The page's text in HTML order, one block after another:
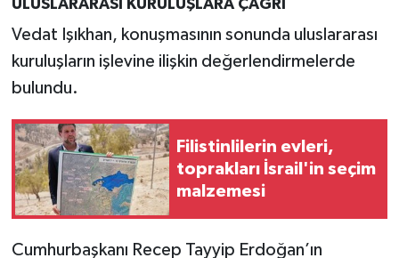
ULUSLARARASI KURULUŞLARA ÇAĞRI
Vedat Işıkhan, konuşmasının sonunda uluslararası
kuruluşların işlevine ilişkin değerlendirmelerde
bulundu.
Filistinlilerin evleri,
toprakları İsrail'in seçim
malzemesi
Cumhurbaşkanı Recep Tayyip Erdoğan’ın